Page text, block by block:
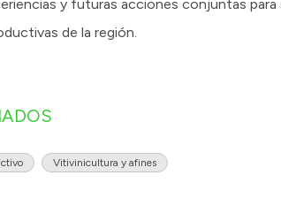
y futuras acciones conjuntas
de la región.
Vitivinicultura y afines